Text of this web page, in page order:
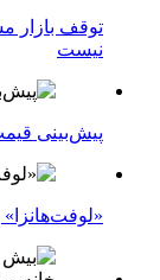
توقف بازار
نیست
پیش‌بینی قیمت
«لوفت‌هانزا»